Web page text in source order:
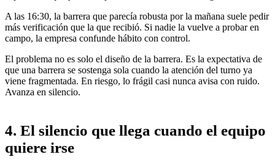
A las 16:30, la barrera que parecía robusta por la mañana suele pedir
más verificación que la que recibió. Si nadie la vuelve a probar en
campo, la empresa confunde hábito con control.
El problema no es solo el diseño de la barrera. Es la expectativa de
que una barrera se sostenga sola cuando la atención del turno ya
viene fragmentada. En riesgo, lo frágil casi nunca avisa con ruido.
Avanza en silencio.
4. El silencio que llega cuando el equipo
quiere irse